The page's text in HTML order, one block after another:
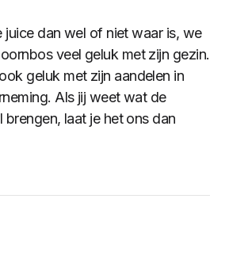
juice dan wel of niet waar is, we
veel geluk met zijn gezin.
geluk met zijn aandelen in
Als jij weet wat de
laat je het ons dan